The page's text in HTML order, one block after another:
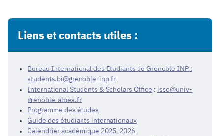
Liens et contacts utiles :
Bureau International des Etudiants de Grenoble INP :
students.bi@grenoble-inp.fr
International Students & Scholars Office : isso@univ-
grenoble-alpes.fr
Programme des études
Guide des étudiants internationaux
Calendrier académique 2025-2026